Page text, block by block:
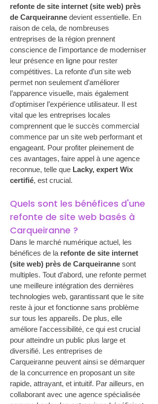
refonte de site internet (site web) près
de Carqueiranne devient essentielle. En
raison de cela, de nombreuses
entreprises de la région prennent
conscience de l'importance de moderniser
leur présence en ligne pour rester
compétitives. La refonte d’un site web
permet non seulement d’améliorer
l’apparence visuelle, mais également
d’optimiser l’expérience utilisateur. Il est
vital que les entreprises locales
comprennent que le succès commercial
commence par un site web performant et
engageant. Pour profiter pleinement de
ces avantages, faire appel à une agence
reconnue, telle que Lacky, expert Wix
certifié, est crucial.
Quels sont les bénéfices d'une
refonte de site web basés à
Carqueiranne ?
Dans le marché numérique actuel, les
bénéfices de la refonte de site internet
(site web) près de Carqueiranne sont
multiples. Tout d’abord, une refonte permet
une meilleure intégration des dernières
technologies web, garantissant que le site
reste à jour et fonctionne sans problème
sur tous les appareils. De plus, elle
améliore l'accessibilité, ce qui est crucial
pour atteindre un public plus large et
diversifié. Les entreprises de
Carqueiranne peuvent ainsi se démarquer
de la concurrence en proposant un site
rapide, attrayant, et intuitif. Par ailleurs, en
collaborant avec une agence spécialisée